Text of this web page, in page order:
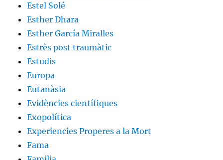
Estel Solé
Esther Dhara
Esther García Miralles
Estrès post traumàtic
Estudis
Europa
Eutanàsia
Evidències científiques
Exopolítica
Experiencies Properes a la Mort
Fama